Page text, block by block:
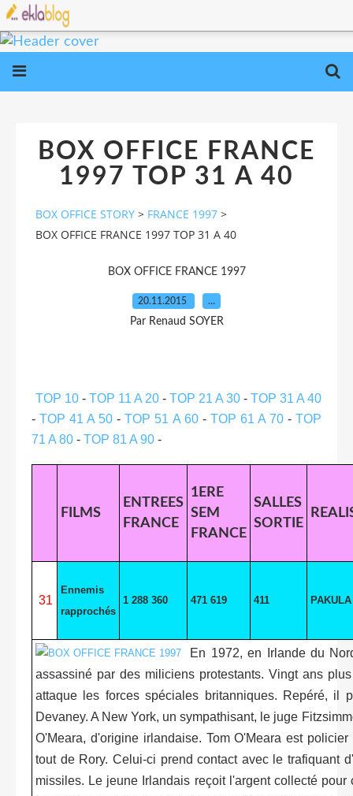
BOX OFFICE FRANCE
1997 TOP 31 A 40
BOX OFFICE STORY > FRANCE 1997 >
BOX OFFICE FRANCE 1997 TOP 31 A 40
BOX OFFICE FRANCE 1997
20.11.2015 …
Par Renaud SOYER
TOP 10 - TOP 11 A 20 - TOP 21 A 30 - TOP 31 A 40
-TOP 41 A 50 -TOP 51 A 60- TOP 61 A 70- TOP
71 A 80 - TOP 81 A 90 -
FILMS
ENTREES
FRANCE
1ERE
SEM
FRANCE
SALLES
SORTIE
31
Ennemis
rapprochés
1 288 360 471 619 411 PAKULA
En 1972, en Irlande du
assassiné par des miliciens protestants. Vingt ans
attaque les forces spéciales britanniques. Repéré,
Devaney. A New York, un sympathisant, le juge
O'Meara, d'origine irlandaise. Tom O'Meara est
tout de Rory. Celui-ci prend contact avec le trafiquant
missiles. Le jeune Irlandais reçoit l'argent collecté